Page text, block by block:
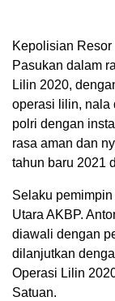
Kepolisian
Pasukan dalam
Lilin 2020,
operasi lilin, nala
polri dengan
rasa aman dan
tahun baru 2021
Selaku
Utara AKBP.
diawali dengan
dilanjutkan
Operasi Lilin
Satuan.